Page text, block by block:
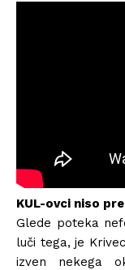
KUL-ovci niso
Glede poteka
luči tega, je
izven nekega